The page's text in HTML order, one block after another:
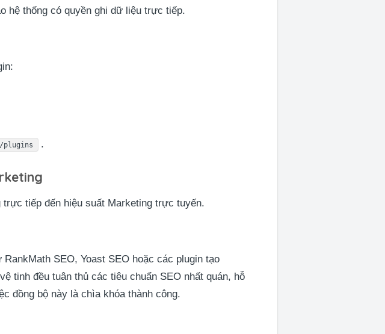
hệ thống có quyền ghi dữ liệu trực tiếp.
plugins .
tiếp đến hiệu suất Marketing trực tuyến.
SEO, Yoast SEO hoặc các plugin tạo
tinh đều tuân thủ các tiêu chuẩn SEO nhất quán, hỗ
đồng bộ này là chìa khóa thành công.